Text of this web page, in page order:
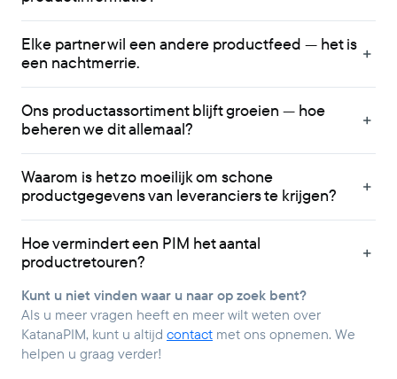
Elke partner wil een andere productfeed — het is
een nachtmerrie.
Ons productassortiment blijft groeien — hoe
beheren we dit allemaal?
Waarom is het zo moeilijk om schone
productgegevens van leveranciers te krijgen?
Hoe vermindert een PIM het aantal
productretouren?
Kunt u niet vinden waar u naar op zoek bent?
Als u meer vragen heeft en meer wilt weten over
KatanaPIM, kunt u altijd contact met ons opnemen. We
helpen u graag verder!